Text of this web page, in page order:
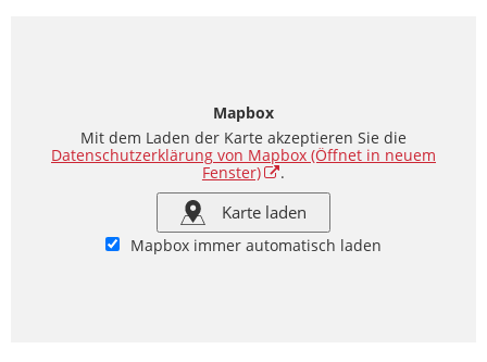
Mapbox
Mit dem Laden der Karte akzeptieren Sie die
Datenschutzerklärung von Mapbox (Öffnet in neuem
Fenster)
.
Karte laden
Mapbox immer automatisch laden